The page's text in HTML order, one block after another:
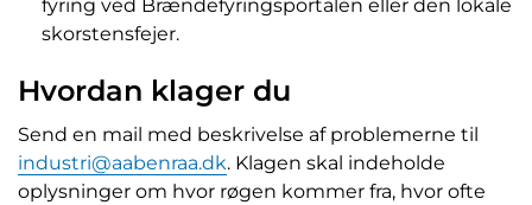
fyring ved Brændefyringsportalen eller den lokale
skorstensfejer.
Hvordan klager du
Send en mail med beskrivelse af problemerne til
industri@aabenraa.dk. Klagen skal indeholde
oplysninger om hvor røgen kommer fra, hvor ofte